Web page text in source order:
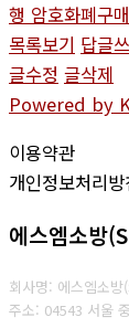
행 암호화폐구
목록보기 답글
글수정 글삭제
Powered by
이용약관
개인정보처리방
에스엠소방
회사명: 에스엠소
주소: 04543 서울